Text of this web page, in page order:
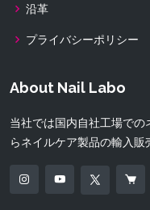
沿革
プライバシーポリシー
About Nail Labo
当社では国内自社工場で
らネイルケア製品の輸入販